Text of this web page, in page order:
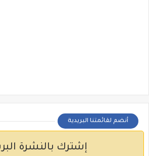
أنضم لقائمتنا البريدية
إشترك بالنشرة